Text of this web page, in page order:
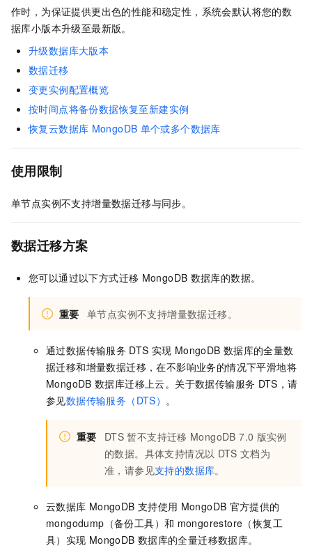
作时，为保证提供更出色的性能和稳定性，系统会默认将您的数
据库小版本升级至最新版。
升级数据库大版本
数据迁移
变更实例配置概览
按时间点将备份数据恢复至新建实例
恢复云数据库 MongoDB 单个或多个数据库
使用限制
单节点实例不支持增量数据迁移与同步。
数据迁移方案
您可以通过以下方式迁移 MongoDB 数据库的数据。
重要 单节点实例不支持增量数据迁移。
通过数据传输服务 DTS 实现 MongoDB 数据库的全量数
据迁移和增量数据迁移，在不影响业务的情况下平滑地将
MongoDB 数据库迁移上云。关于数据传输服务 DTS，请
参见数据传输服务（DTS） 。
重要 DTS 暂不支持迁移 MongoDB 7.0 版实例
的数据。具体支持情况以 DTS 文档为
准，请参见支持的数据库。
云数据库 MongoDB 支持使用 MongoDB 官方提供的
mongodump（备份工具）和 mongorestore（恢复工
具）实现 MongoDB 数据库的全量迁移数据库。